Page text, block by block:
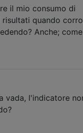
il mio consumo di
quando
Anche; come
vada, l'indicatore